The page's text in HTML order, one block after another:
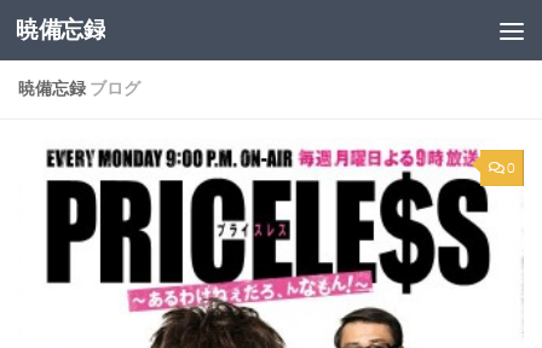
コンテンツへスキップ
暁備忘録
暁備忘録 ブログ
0